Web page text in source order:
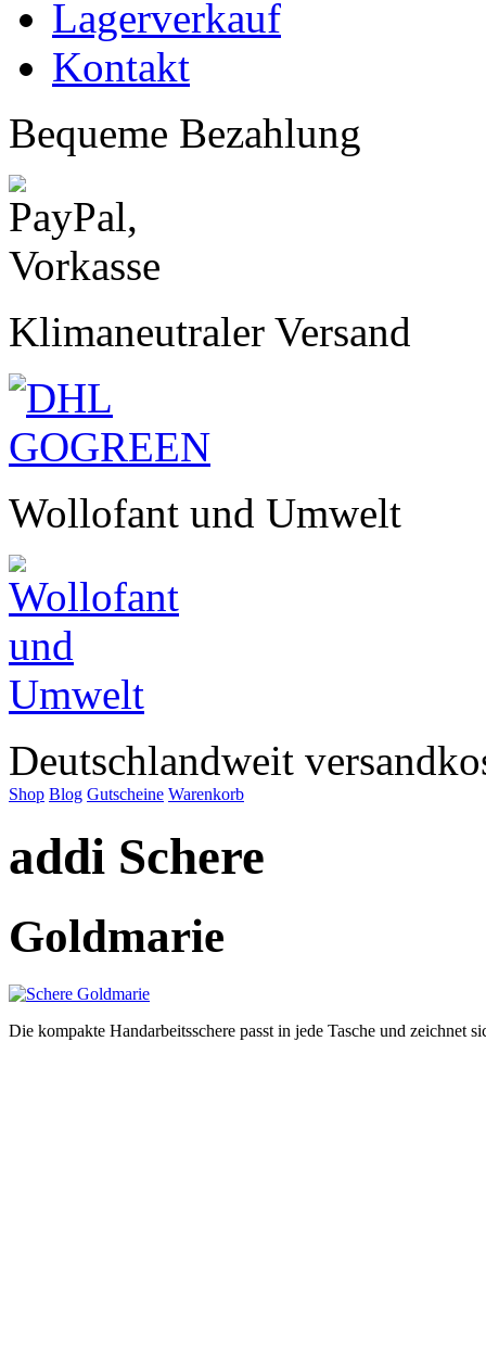
Lagerverkauf
Kontakt
Bequeme Bezahlung
Klimaneutraler Versand
Wollofant und Umwelt
Deutschlandweit
Shop Blog Gutscheine Warenkorb
addi Schere
Goldmarie
Die kompakte Handarbeitsschere passt in jede Tasche und zeichnet